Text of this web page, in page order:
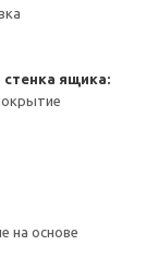
ящика:
на основе